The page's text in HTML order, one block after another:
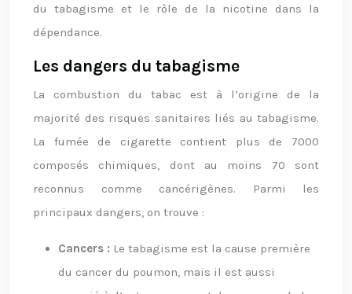
du tabagisme et le rôle de la nicotine dans la
dépendance.
Les dangers du tabagisme
La combustion du tabac est à l’origine de la
majorité des risques sanitaires liés au tabagisme.
La fumée de cigarette contient plus de 7000
composés chimiques, dont au moins 70 sont
reconnus comme cancérigènes. Parmi les
principaux dangers, on trouve :
Cancers : Le tabagisme est la cause première
du cancer du poumon, mais il est aussi